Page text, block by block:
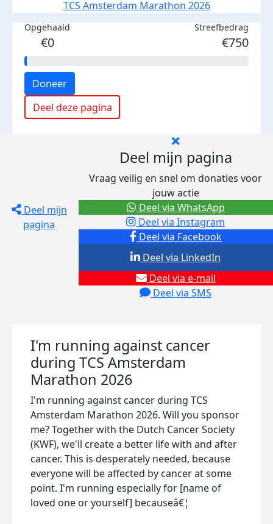
TCS Amsterdam Marathon 2026
Opgehaald
€0
Streefbedrag
€750
Doneer
Deel deze pagina
Deel mijn
pagina
Deel mijn pagina
Vraag veilig en snel om donaties voor
jouw actie
Deel via Facebook
Deel via Instagram
Deel via e-mail
Deel via SMS
Deel via LinkedIn
Deel via WhatsApp
I'm running against cancer
during TCS Amsterdam
Marathon 2026
I'm running against cancer during TCS
Amsterdam Marathon 2026. Will you sponsor
me? Together with the Dutch Cancer Society
(KWF), we'll create a better life with and after
cancer. This is desperately needed, because
everyone will be affected by cancer at some
point. I'm running especially for [name of
loved one or yourself] becauseâ€¦